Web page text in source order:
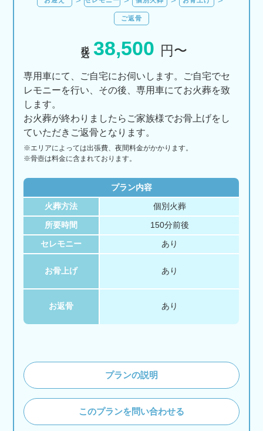
ご返骨
38,500 円〜
専用車にて、ご自宅にお伺いします。ご自宅でセ
レモニーを行い、その後、専用車にてお火葬を致
します。
お火葬が終わりましたらご家族様でお骨上げをし
ていただきご返骨となります。
※エリアによっては出張費、夜間料金がかかります。
※骨壺は料金に含まれております。
プラン内容
火葬方法 個別火葬
所要時間 150分前後
セレモニー あり
お骨上げ あり
お返骨 あり
プランの説明
このプランを問い合わせる